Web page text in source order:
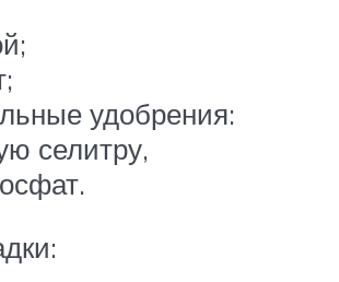
удобрения:
селитру,